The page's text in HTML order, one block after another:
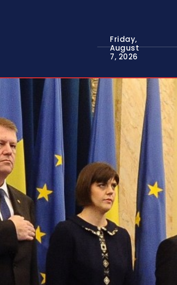
Friday,
August
7, 2026